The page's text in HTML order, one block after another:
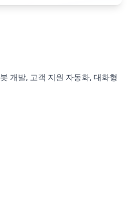
개발, 고객 지원 자동화, 대화형